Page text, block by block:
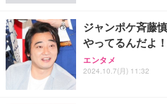
ョン PCチェア 通
務用 おしゃれ パソ
Sezlife オフィスチ
ワーク チェア 強化
能 人間工学 椅子 腰
【整備済み品】Dell
ー フルHD（
ort/VGA スピーカー
Smart Basic(スマ
限定】 Smart Basic
超厚型 お徳用 ワイ
ジャンポケ斉藤
やってるんだよ
エンタメ
2024.10.7(月) 11:32